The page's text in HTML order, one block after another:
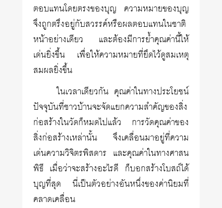
ตอบแทนโดยตรงของบุญ ความหมายของบุญ
จึงถูกตรึงอยู่กับสวรรค์หรือผลตอบแทนในชาติ
หน้าอย่างเดียว และต้องมีการย้ำคุณค่านี้ให้
เด่นยิ่งขึ้น เพื่อให้ความหมายที่ยึดไว้ดูสมเหตุ
สมผลยิ่งขึ้น
ในเวลาเดียวกัน คุณค่าในทางประโยชน์
ปัจจุบันที่ชาวบ้านจะจัดแยกความสำคัญของสิ่ง
ก่อสร้างในวัดก็หมดไปแล้ว การวัดคุณค่าของ
สิ่งก่อสร้างเหล่านั้น จึงเคลื่อนมาอยู่ที่ความ
เด่นความวิจิตรพิสดาร และคุณค่าในทางศาสน
พิธี เมื่อว่าจะสร้างอะไรดี ก็บอกสร้างโบสถ์ได้
บุญที่สุด นี่เป็นตัวอย่างอันหนึ่งของค่านิยมที่
คลาดเคลื่อน